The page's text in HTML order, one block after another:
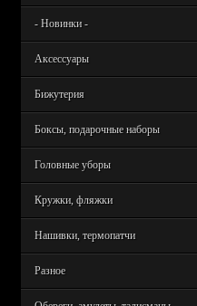
- Новинки -
Аксессуары
Бижутерия
Боксы, подарочные наборы
Головные уборы
Кружки, фляжки
Нашивки, термопатчи
Разное